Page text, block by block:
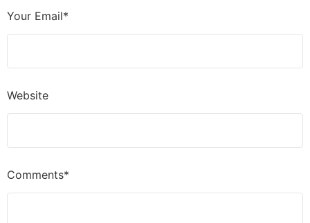
Comments*
Your Email*
Website